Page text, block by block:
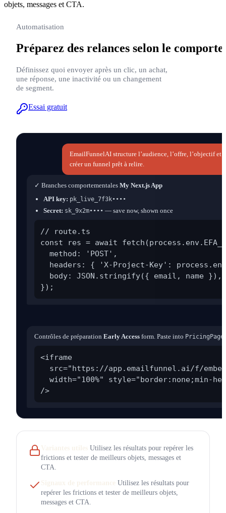
objets, messages et CTA.
Automatisation
Préparez des relances selon le
Définissez quoi envoyer après un clic, un achat,
une réponse, une inactivité ou un changement
de segment.
Essai gratuit
EmailFunnelAI structure l’audience, l’offre, l’objectif et
créer un funnel prêt à relire.
✓ Branches comportementalesMy Next.js App
API key: pk_live_7f3k••••
Secret: sk_9x2m•••• — save now, shown once
// route.ts
const res = await
  method: 'POST',
headers: { 'X-Project-Key':
  body: JSON.stringify({ email, name }),
});
Contrôles de préparationEarly Access form. Paste into PricingPage
<iframe
src="https://app.emailfunnel.ai/f/
width="100%" style="border:none;min-
/>
Utilisez les résultats pour repérer les
frictions et tester de meilleurs objets, messages et
CTA.
Utilisez les résultats pour
repérer les frictions et tester de meilleurs objets,
messages et CTA.